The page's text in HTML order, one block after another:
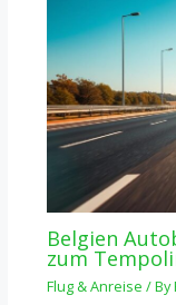
Belgien
zum
Flug & Anreise / By